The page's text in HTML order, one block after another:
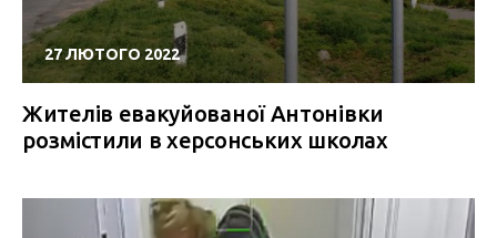
27 ЛЮТОГО 2022
Жителів евакуйованої Антонівки
розмістили в херсонських школах